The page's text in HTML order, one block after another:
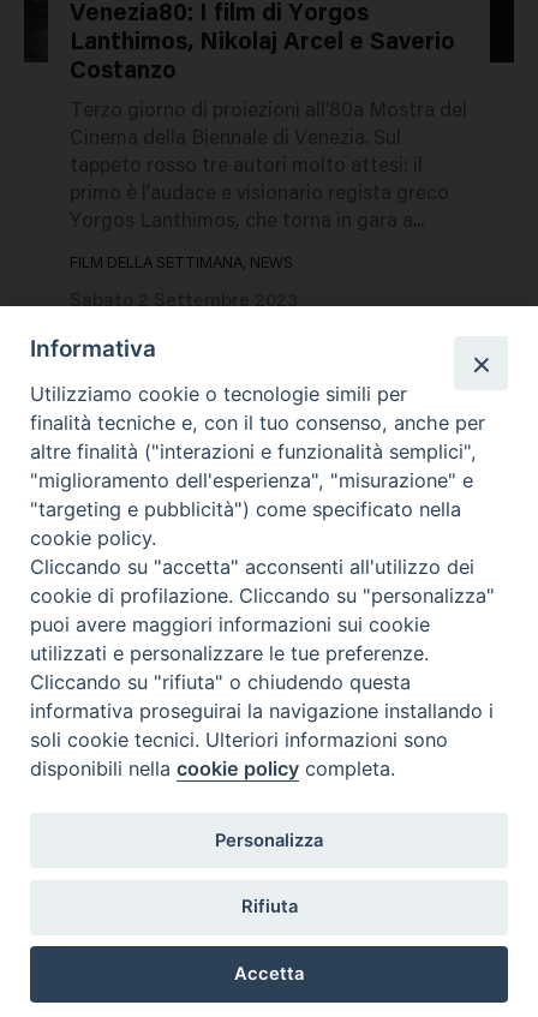
216775
Venezia80: I film di Yorgos
Lanthimos, Nikolaj Arcel e Saverio
Costanzo
Terzo giorno di proiezioni all’80a Mostra del
Cinema della Biennale di Venezia. Sul
tappeto rosso tre autori molto attesi: il
primo è l’audace e visionario regista greco
Yorgos Lanthimos, che torna in gara a...
FILM DELLA SETTIMANA, NEWS
Contatti & Info
C.ne Aurelia, 50 – 00165 Roma
Contatti
Scrivi a: cnvf@chiesacattolica.it
Informativa
Utilizziamo cookie o tecnologie simili per
finalità tecniche e, con il tuo consenso, anche per
altre finalità ("interazioni e funzionalità semplici",
"miglioramento dell'esperienza", "misurazione" e
"targeting e pubblicità") come specificato nella
cookie policy.
Cliccando su "accetta" acconsenti all'utilizzo dei
cookie di profilazione. Cliccando su "personalizza"
puoi avere maggiori informazioni sui cookie
utilizzati e personalizzare le tue preferenze.
Cliccando su "rifiuta" o chiudendo questa
informativa proseguirai la navigazione installando i
soli cookie tecnici. Ulteriori informazioni sono
disponibili nellacookie policy completa.
Personalizza
Rifiuta
Accetta